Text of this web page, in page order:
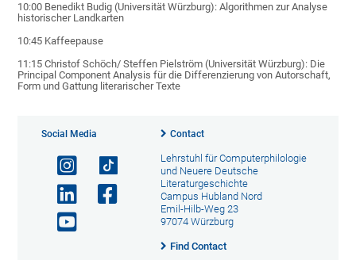
10:00 Benedikt Budig (Universität Würzburg): Algorithmen zur Analyse
historischer Landkarten
10:45 Kaffeepause
11:15 Christof Schöch/ Steffen Pielström (Universität Würzburg): Die
Principal Component Analysis für die Differenzierung von Autorschaft,
Form und Gattung literarischer Texte
Social Media Contact
Lehrstuhl für Computerphilologie
und Neuere Deutsche
Literaturgeschichte
Campus Hubland Nord
Emil-Hilb-Weg 23
97074 Würzburg
Find Contact